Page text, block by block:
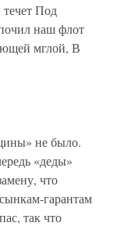
течет Под
наш флот
мглой, В
не было.
«деды»
что
гарантам
так что